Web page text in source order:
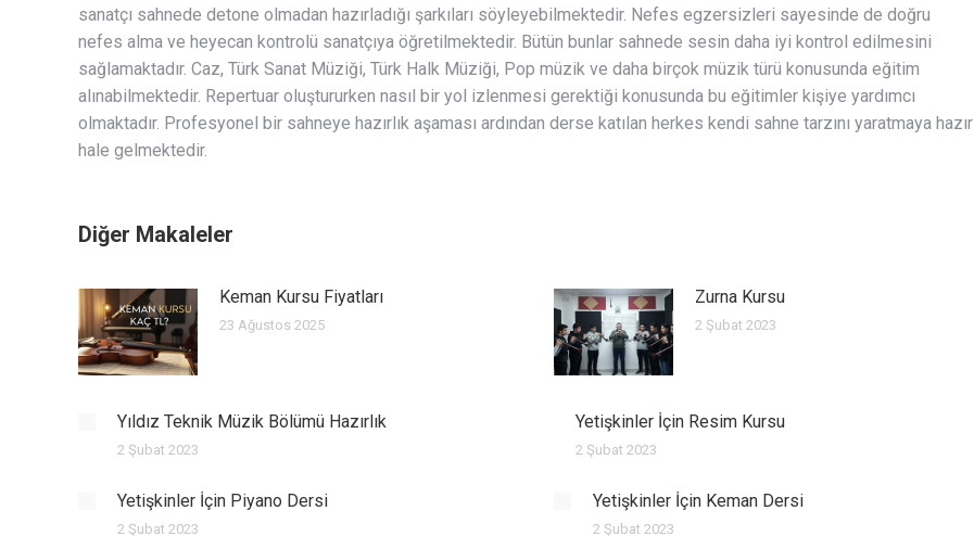
sanatçı sahnede detone olmadan hazırladığı şarkıları söyleyebilmektedir. Nefes egzersizleri sayesinde de doğru
nefes alma ve heyecan kontrolü sanatçıya öğretilmektedir. Bütün bunlar sahnede sesin daha iyi kontrol edilmesini
sağlamaktadır. Caz, Türk Sanat Müziği, Türk Halk Müziği, Pop müzik ve daha birçok müzik türü konusunda eğitim
alınabilmektedir. Repertuar oluştururken nasıl bir yol izlenmesi gerektiği konusunda bu eğitimler kişiye yardımcı
olmaktadır. Profesyonel bir sahneye hazırlık aşaması ardından derse katılan herkes kendi sahne tarzını yaratmaya hazır
hale gelmektedir.
Diğer Makaleler
Keman Kursu Fiyatları
23 Ağustos 2025
Zurna Kursu
2 Şubat 2023
Yıldız Teknik Müzik Bölümü Hazırlık
2 Şubat 2023
Yetişkinler İçin Resim Kursu
2 Şubat 2023
Yetişkinler İçin Piyano Dersi
2 Şubat 2023
Yetişkinler İçin Keman Dersi
2 Şubat 2023